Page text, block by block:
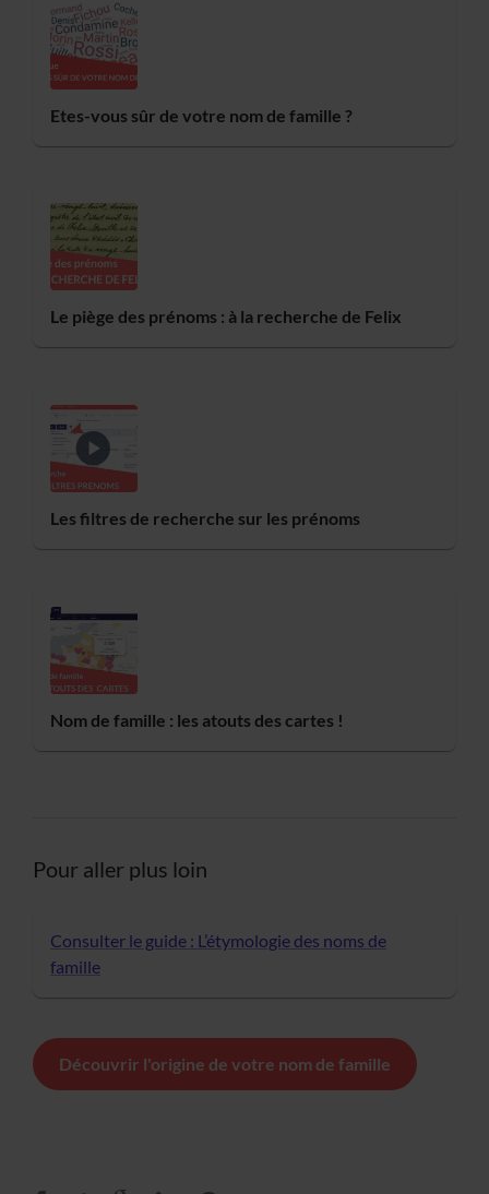
Etes-vous sûr de votre nom de famille ?
Le piège des prénoms : à la recherche de Felix
Les filtres de recherche sur les prénoms
Nom de famille : les atouts des cartes !
Pour aller plus loin
Consulter le guide : L’étymologie des noms de
famille
Découvrir l'origine de votre nom de famille